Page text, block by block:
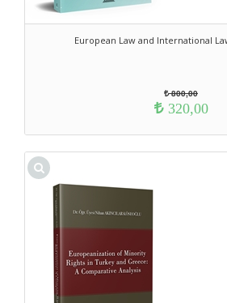
European Law and International
800,00
320,00